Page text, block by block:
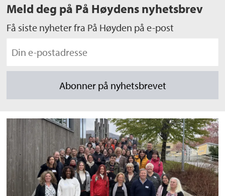
Meld deg på På Høydens nyhetsbrev
Få siste nyheter fra På Høyden på e-post